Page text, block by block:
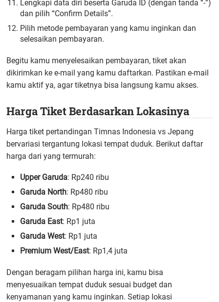
Lengkapi data diri beserta Garuda ID (dengan tanda “-”)
dan pilih “Confirm Details”.
Pilih metode pembayaran yang kamu inginkan dan
selesaikan pembayaran.
Begitu kamu menyelesaikan pembayaran, tiket akan
dikirimkan ke e-mail yang kamu daftarkan. Pastikan e-mail
kamu aktif ya, agar tiketnya bisa langsung kamu akses.
Harga Tiket Berdasarkan Lokasinya
Harga tiket pertandingan Timnas Indonesia vs Jepang
bervariasi tergantung lokasi tempat duduk. Berikut daftar
harga dari yang termurah:
Upper Garuda: Rp240 ribu
Garuda North: Rp480 ribu
Garuda South: Rp480 ribu
Garuda East: Rp1 juta
Garuda West: Rp1 juta
Premium West/East: Rp1,4 juta
Dengan beragam pilihan harga ini, kamu bisa
menyesuaikan tempat duduk sesuai budget dan
kenyamanan yang kamu inginkan. Setiap lokasi